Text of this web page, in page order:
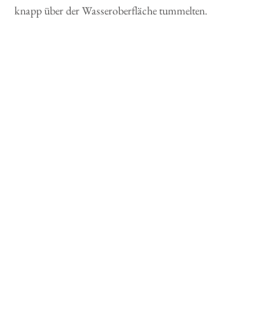
knapp über der Wasseroberfläche tummelten.